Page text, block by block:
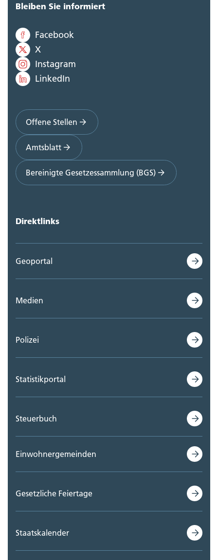
Bleiben Sie informiert
Facebook
X
Instagram
LinkedIn
Offene Stellen
Amtsblatt
Bereinigte Gesetzessammlung (BGS)
Direktlinks
Geoportal
Medien
Polizei
Statistikportal
Steuerbuch
Einwohnergemeinden
Gesetzliche Feiertage
Staatskalender